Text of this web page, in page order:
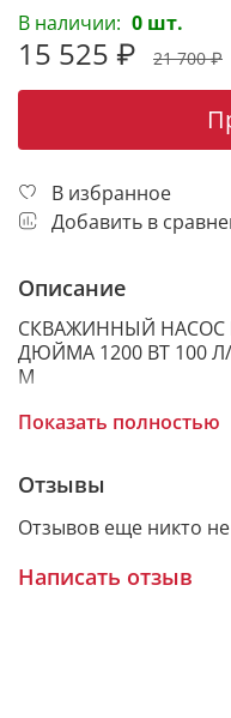
В наличии: 0 шт.
15 525 ₽ 21 700 ₽
В избранное
Добавить в
Описание
СКВАЖИННЫЙ НАСОС
ДЮЙМА 1200 ВТ 100
М
1.5 метра — это
подачи чистой воды
системах
Показать полностью
Отзывы
Отзывов еще никто не
Написать отзыв